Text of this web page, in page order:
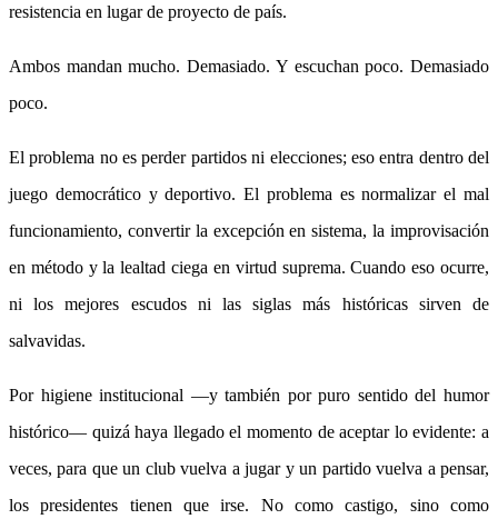
resistencia en lugar de proyecto de país.
Ambos mandan mucho. Demasiado. Y escuchan poco. Demasiado
poco.
El problema no es perder partidos ni elecciones; eso entra dentro del
juego democrático y deportivo. El problema es normalizar el mal
funcionamiento, convertir la excepción en sistema, la improvisación
en método y la lealtad ciega en virtud suprema. Cuando eso ocurre,
ni los mejores escudos ni las siglas más históricas sirven de
salvavidas.
Por higiene institucional —y también por puro sentido del humor
histórico— quizá haya llegado el momento de aceptar lo evidente: a
veces, para que un club vuelva a jugar y un partido vuelva a pensar,
los presidentes tienen que irse. No como castigo, sino como